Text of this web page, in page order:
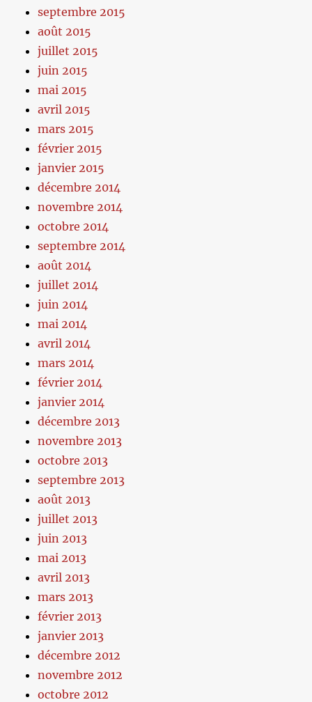
septembre 2015
août 2015
juillet 2015
juin 2015
mai 2015
avril 2015
mars 2015
février 2015
janvier 2015
décembre 2014
novembre 2014
octobre 2014
septembre 2014
août 2014
juillet 2014
juin 2014
mai 2014
avril 2014
mars 2014
février 2014
janvier 2014
décembre 2013
novembre 2013
octobre 2013
septembre 2013
août 2013
juillet 2013
juin 2013
mai 2013
avril 2013
mars 2013
février 2013
janvier 2013
décembre 2012
novembre 2012
octobre 2012